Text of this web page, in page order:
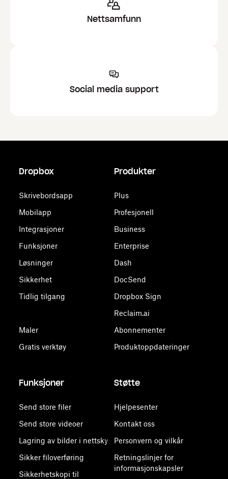
Nettsamfunn
Social media support
Dropbox
Skrivebordsapp
Mobilapp
Integrasjoner
Funksjoner
Løsninger
Sikkerhet
Tidlig tilgang
Maler
Gratis verktøy
Produkter
Plus
Profesjonell
Business
Enterprise
Dash
DocSend
Dropbox Sign
Reclaim.ai
Abonnementer
Produktoppdateringer
Funksjoner
Send store filer
Send store videoer
Lagring av bilder i nettsky
Sikker filoverføring
Sikkerhetskopi til
Støtte
Hjelpesenter
Kontakt oss
Personvern og vilkår
Retningslinjer for
informasjonskapsler